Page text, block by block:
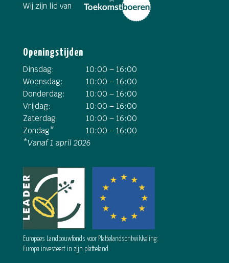
Wij zijn lid van
Openingstijden
Dinsdag:
10:00 – 16:00
Woensdag:
10:00 – 16:00
Donderdag:
10:00 – 16:00
Vrijdag:
10:00 – 16:00
Zaterdag
10:00 – 16:00
Zondag*
10:00 – 16:00
*Vanaf 1 april 2026
Europees Landbouwfonds voor Plattelandsontwikkeling:
Europa investeert in zijn platteland